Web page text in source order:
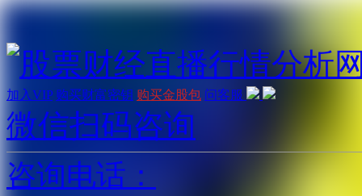
加入VIP 购买财富密钥 购买金股包 问客服
微信扫码咨询
咨询电话：